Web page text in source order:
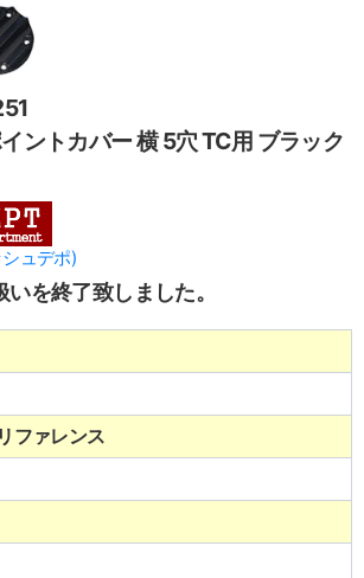
ントカバー 横 5穴 TC用 ブラック
ュデポ)
を終了致しました。
ファレンス